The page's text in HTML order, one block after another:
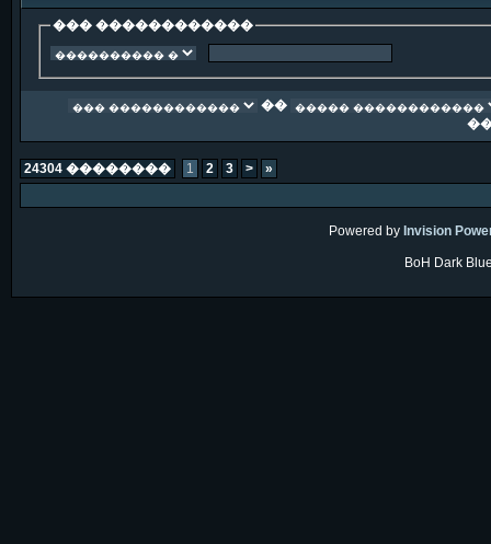
��� ������������
��
24304 �������� 1 2 3 > »
Powered by Invision
BoH Dark